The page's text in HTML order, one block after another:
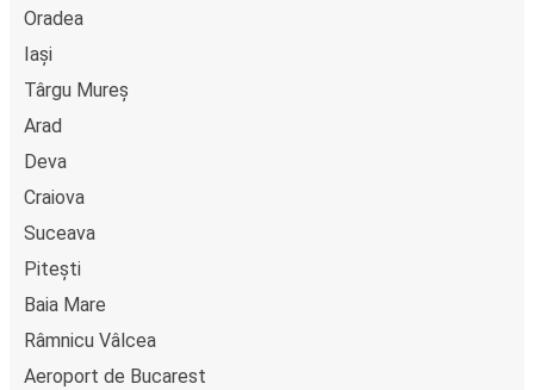
Oradea
Iași
Târgu Mureș
Arad
Deva
Craiova
Suceava
Pitești
Baia Mare
Râmnicu Vâlcea
Aeroport de Bucarest